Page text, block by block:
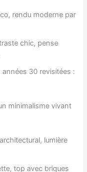
rendu moderne par
chic, pense
30 revisitées :
minimalisme vivant
lumière
top avec briques